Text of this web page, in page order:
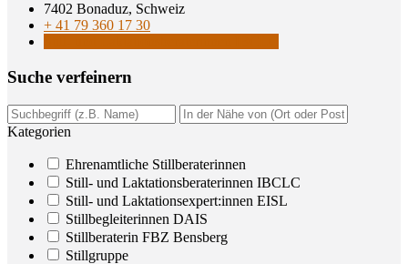
7402 Bonaduz, Schweiz
+ 41 79 360 17 30
Suche ver­fei­nern
Kategorien
Ehrenamtliche Stillberaterinnen
Still- und Laktationsberaterinnen IBCLC
Still- und Laktationsexpert:innen EISL
Stillbegleiterinnen DAIS
Stillberaterin FBZ Bensberg
Stillgruppe